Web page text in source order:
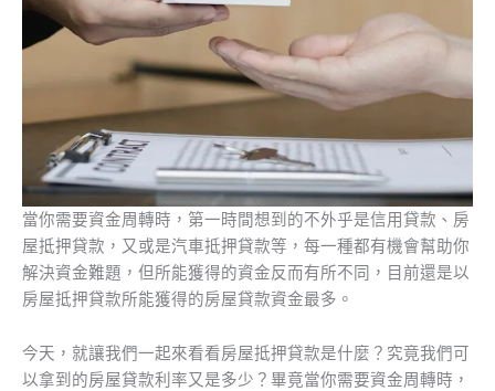
當你需要資金周轉時，第一時間想到的不外乎是信用貸款、房
屋抵押貸款，又或是汽車抵押貸款等，每一種都有機會幫助你
解決資金難題，但所能獲得的資金反而有所不同，目前還是以
房屋抵押貸款所能獲得的房屋貸款資金最多。
今天，就讓我們一起來看看房屋抵押貸款是什麼？究竟我們可
以拿到的房屋貸款利率又是多少？畢竟當你需要資金周轉時，